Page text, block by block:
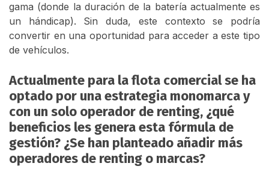
gama (donde la duración de la batería actualmente es
un hándicap). Sin duda, este contexto se podría
convertir en una oportunidad para acceder a este tipo
de vehículos.
Actualmente para la flota comercial se ha
optado por una estrategia monomarca y
con un solo operador de renting, ¿qué
beneficios les genera esta fórmula de
gestión? ¿Se han planteado añadir más
operadores de renting o marcas?